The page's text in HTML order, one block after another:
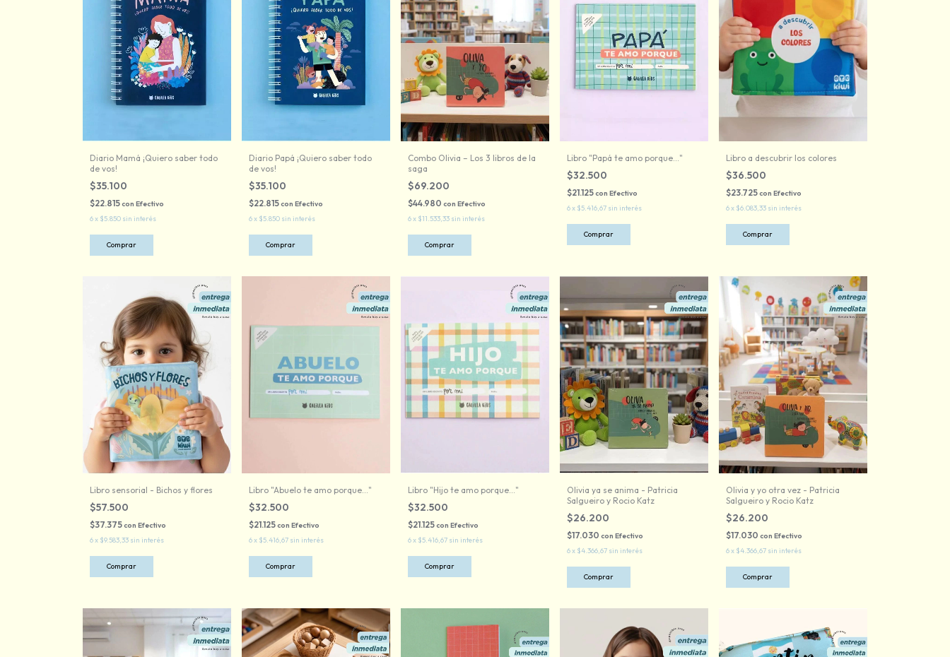
Diario Mamá ¡Quiero saber todo
de vos!
$35.100
$22.815con Efectivo
6x $5.850 sin interés
Diario Papá ¡Quiero saber todo
de vos!
$35.100
$22.815con Efectivo
6x $5.850 sin interés
Combo Olivia – Los 3 libros de la
saga
$69.200
$44.980 con Efectivo
6x $11.533,33 sin interés
Libro "Papá te amo porque..."
$32.500
$21.125con Efectivo
6x $5.416,67 sin interés
Libro a descubrir los colores
$36.500
$23.725con Efectivo
6x $6.083,33 sin interés
Libro sensorial - Bichos y flores
$57.500
$37.375con Efectivo
6x $9.583,33 sin interés
Libro "Abuelo te amo porque..."
$32.500
$21.125con Efectivo
6x $5.416,67 sin interés
Libro "Hijo te amo porque..."
$32.500
$21.125con Efectivo
6x $5.416,67 sin interés
Olivia ya se anima - Patricia
Salgueiro y Rocio Katz
$26.200
$17.030 con Efectivo
6x $4.366,67 sin interés
Olivia y yo otra vez - Patricia
Salgueiro y Rocio Katz
$26.200
$17.030 con Efectivo
6x $4.366,67 sin interés